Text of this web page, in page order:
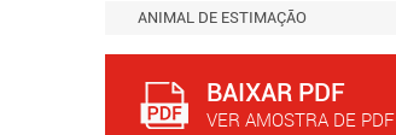
ANIMAL DE ESTIMAÇÃO
BAIXAR PDF
VER AMOSTRA DE PDF